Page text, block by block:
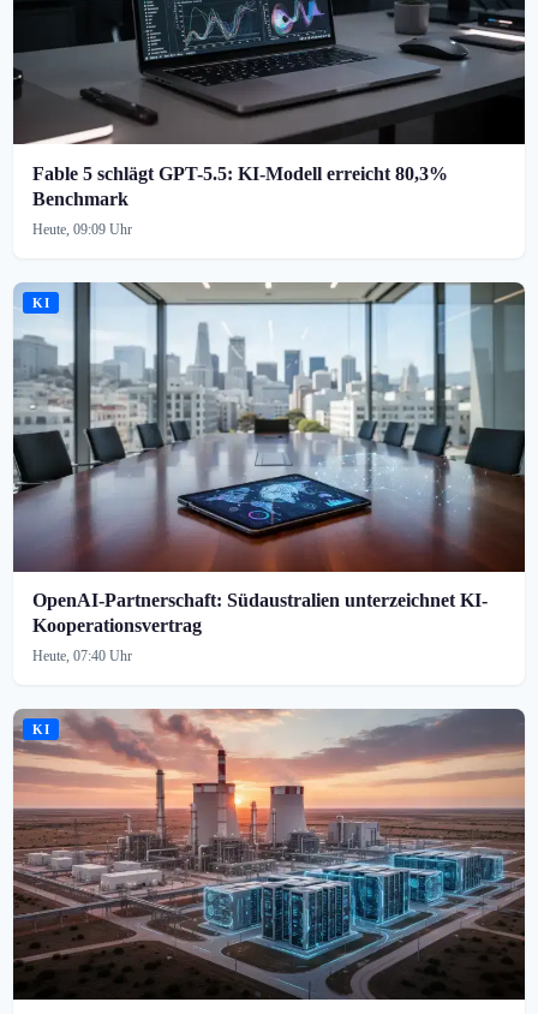
Fable 5 schlägt GPT-5.5: KI-Modell erreicht 80,3%
Benchmark
Heute, 09:09 Uhr
KI
OpenAI-Partnerschaft: Südaustralien unterzeichnet KI-
Kooperationsvertrag
Heute, 07:40 Uhr
KI